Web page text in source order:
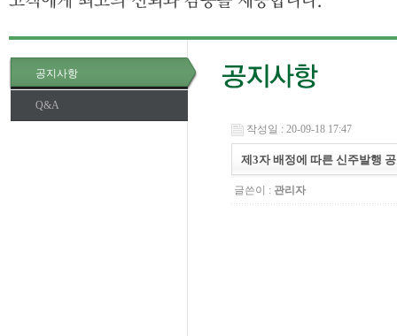
공지사항
Q&A
작성일 : 20-09-18 17:47
제3자 배정에 따른 신주발행
글쓴이 : 관리자